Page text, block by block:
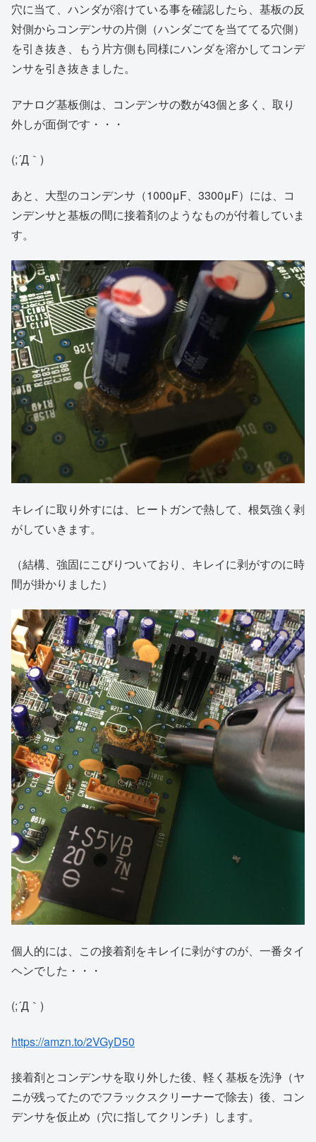
穴に当て、ハンダが溶けている事を確認したら、基板の反
対側からコンデンサの片側（ハンダごてを当ててる穴側）
を引き抜き、もう片方側も同様にハンダを溶かしてコンデ
ンサを引き抜きました。
アナログ基板側は、コンデンサの数が43個と多く、取り
外しが面倒です・・・
(;´Д｀)
あと、大型のコンデンサ（1000μF、3300μF）には、コ
ンデンサと基板の間に接着剤のようなものが付着していま
す。
キレイに取り外すには、ヒートガンで熱して、根気強く剥
がしていきます。
（結構、強固にこびりついており、キレイに剥がすのに時
間が掛かりました）
個人的には、この接着剤をキレイに剥がすのが、一番タイ
ヘンでした・・・
(;´Д｀)
https://amzn.to/2VGyD50
接着剤とコンデンサを取り外した後、軽く基板を洗浄（ヤ
ニが残ってたのでフラックスクリーナーで除去）後、コン
デンサを仮止め（穴に指してクリンチ）します。